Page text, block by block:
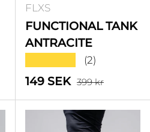
FLXS
FUNCTIONAL TANK
ANTRACITE
(2)
Försäljningspris
149 SEK Standardpris
399 kr